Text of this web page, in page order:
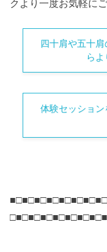
クより一度お気軽に
四十肩や五十
らよ
体験セッショ